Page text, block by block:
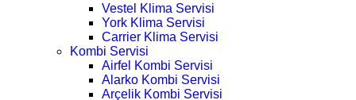
Vestel Klima Servisi
York Klima Servisi
Carrier Klima Servisi
Kombi Servisi
Airfel Kombi Servisi
Alarko Kombi Servisi
Arçelik Kombi Servisi